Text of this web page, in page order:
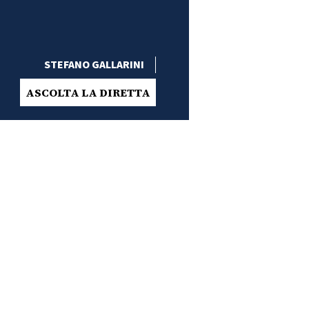
STEFANO GALLARINI
ASCOLTA LA DIRETTA